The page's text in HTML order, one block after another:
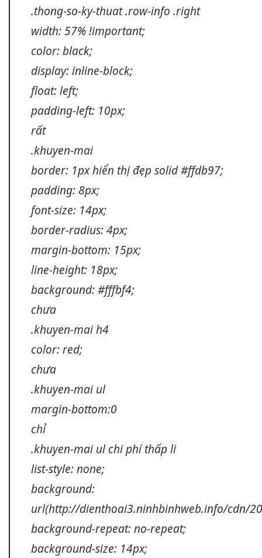
.thong-so-ky-thuat .row-info .right
width: 57% !important;
color: black;
display: inline-block;
float: left;
padding-left: 10px;
rất
.khuyen-mai
border: 1pxhiển thị đẹpsolid #ffdb97;
padding: 8px;
font-size: 14px;
border-radius: 4px;
margin-bottom: 15px;
line-height: 18px;
background: #fffbf4;
chưa
.khuyen-mai h4
color: red;
chưa
.khuyen-mai ul
margin-bottom:0
chỉ
.khuyen-mai ulchi phí thấpli
list-style: none;
background:
url(http://dienthoai3.ninhbinhweb.info/cdn/
background-repeat: no-repeat;
background-size: 14px;